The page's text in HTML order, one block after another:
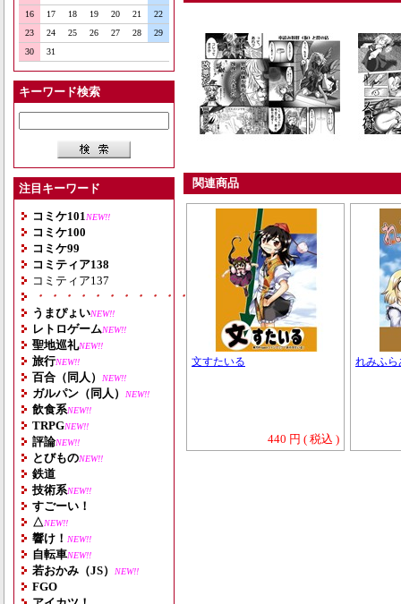
16
17 18 19 20 21
22
23
24 25 26 27 28
29
30
31
キーワード検索
注目キーワード
コミケ101 NEW!!
コミケ100
コミケ99
コミティア138
コミティア137
・・・・・・・・・・・・・・・・・・・
うまぴょいNEW!!
レトロゲームNEW!!
聖地巡礼NEW!!
旅行NEW!!
百合（同人） NEW!!
ガルパン（同人） NEW!!
飲食系NEW!!
TRPGNEW!!
評論NEW!!
とびものNEW!!
鉄道
技術系NEW!!
すごーい！
△NEW!!
響け！ NEW!!
自転車NEW!!
若おかみ（JS） NEW!!
FGO
関連商品
文すたいる
440 円 ( 税込 )
れみふら